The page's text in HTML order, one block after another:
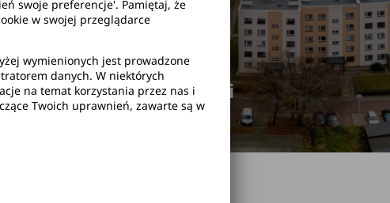
odwołanie rezerwacji
swoje preferencje'. Pamiętaj, że
w swojej przeglądarce
wymienionych jest prowadzone
danych. W niektórych
na temat korzystania przez nas i
Twoich uprawnień, zawarte są w